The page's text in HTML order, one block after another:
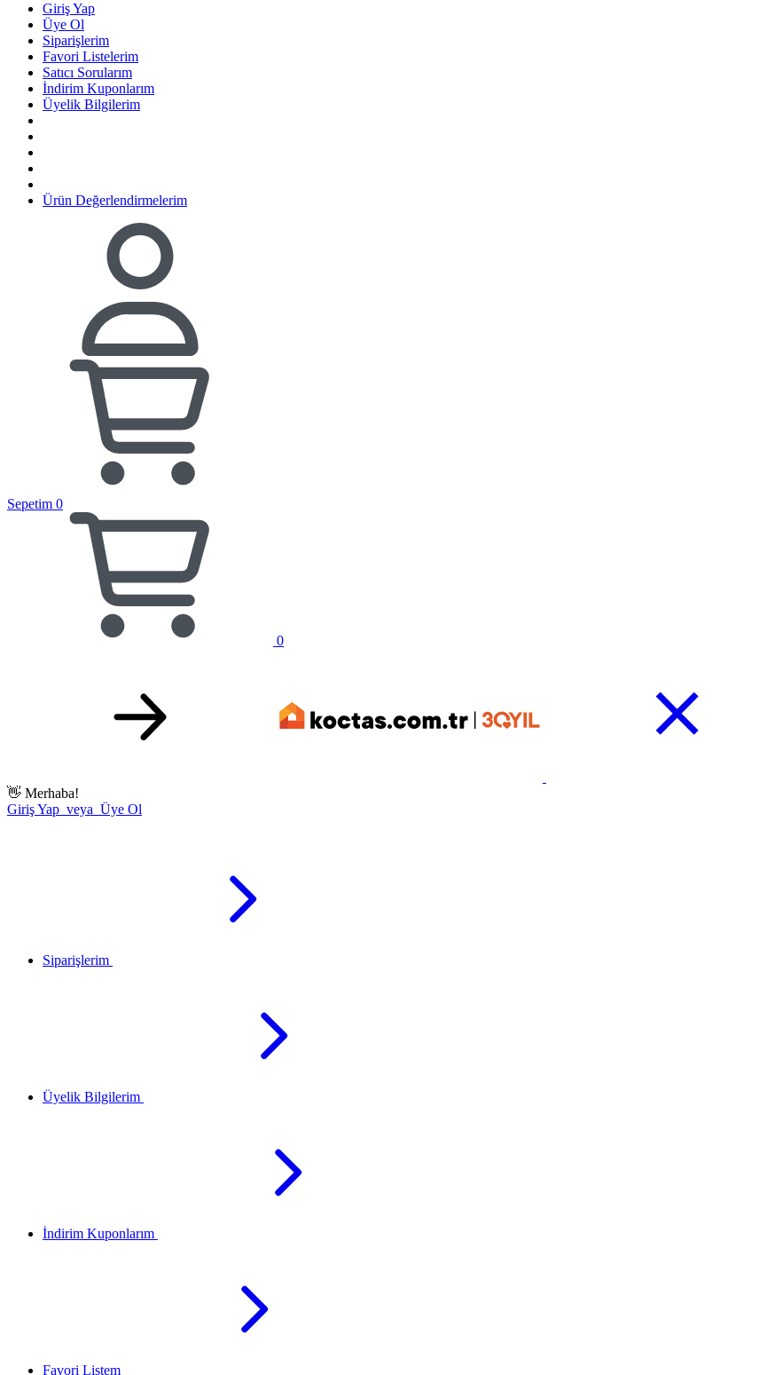
Giriş Yap
Üye Ol
Siparişlerim
Favori Listelerim
Satıcı Sorularım
İndirim Kuponlarım
Üyelik Bilgilerim
Ürün Değerlendirmelerim
Sepetim 0
0
👋 Merhaba!
Giriş Yap veya Üye Ol
Siparişlerim
Üyelik Bilgilerim
İndirim Kuponlarım
Favori Listem